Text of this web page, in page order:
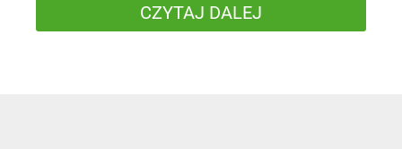
CZYTAJ DALEJ